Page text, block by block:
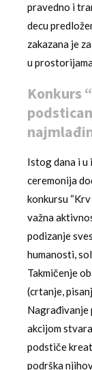
pravedno i
decu
zakazana je
u
Konkurs
Istog dana i u
ceremonija
konkursu
važna
podizanje
humanosti,
Takmičenje
(crtanje,
Nagrađivanje
akcijom
podstiče
podrška